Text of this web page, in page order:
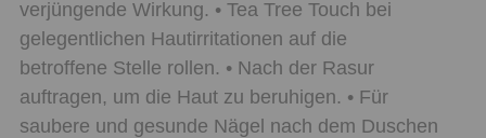
verjüngende Wirkung. • Tea Tree Touch bei
gelegentlichen Hautirritationen auf die
betroffene Stelle rollen. • Nach der Rasur
auftragen, um die Haut zu beruhigen. • Für
saubere und gesunde Nägel nach dem Duschen